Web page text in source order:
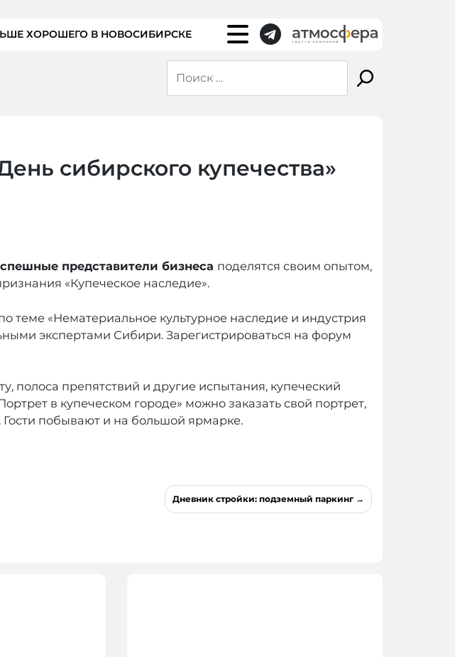
ХОРОШЕГО В НОВОСИБИРСКЕ
сибирского купечества»
представители бизнеса поделятся своим опытом,
«Купеческое наследие».
теме «Нематериальное культурное наследие и индустрия
экспертами Сибири. Зарегистрироваться на форум
полоса препятствий и другие испытания, купеческий
в купеческом городе» можно заказать свой портрет,
Гости побывают и на большой ярмарке.
Дневник стройки: подземный паркинг